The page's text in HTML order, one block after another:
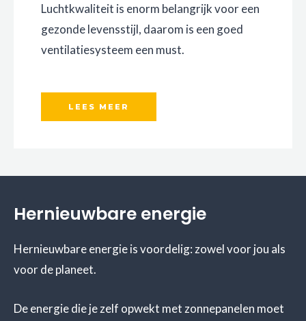
Luchtkwaliteit is enorm belangrijk voor een
gezonde levensstijl, daarom is een goed
ventilatiesysteem een must.
LEES MEER
Hernieuwbare energie
Hernieuwbare energie is voordelig: zowel voor jou als
voor de planeet.
De energie die je zelf opwekt met zonnepanelen moet